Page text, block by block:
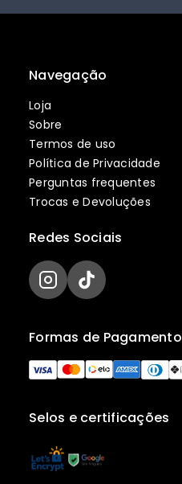
Navegação
Loja
Sobre
Termos de uso
Política de Privacidade
Perguntas frequentes
Trocas e Devoluções
Selos e certificações
Formas de Pagamento
Redes Sociais